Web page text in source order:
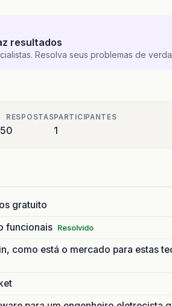
resultados
Resolva seus problemas de
RESPOSTAS
0
PARTICIPANTES
1
gratuito
funcionais Resolvido
como está o mercado para estas